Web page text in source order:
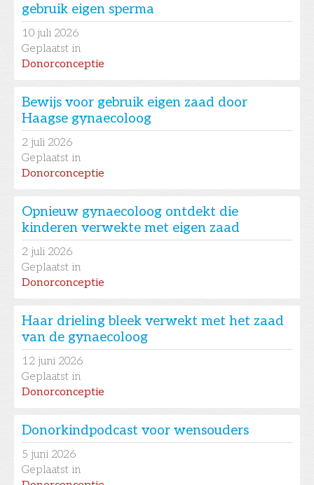
gebruik eigen sperma
10 juli 2026
Geplaatst in
Donorconceptie
Bewijs voor gebruik eigen zaad door
Haagse gynaecoloog
2 juli 2026
Geplaatst in
Donorconceptie
Opnieuw gynaecoloog ontdekt die
kinderen verwekte met eigen zaad
2 juli 2026
Geplaatst in
Donorconceptie
Haar drieling bleek verwekt met het zaad
van de gynaecoloog
12 juni 2026
Geplaatst in
Donorconceptie
Donorkindpodcast voor wensouders
5 juni 2026
Geplaatst in